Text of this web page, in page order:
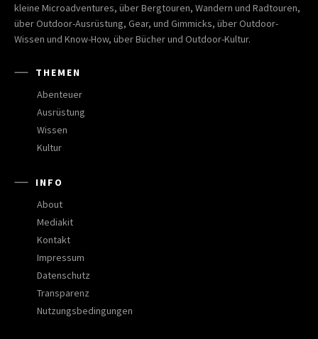
kleine Microadventures, über Bergtouren, Wandern und Radtouren,
über Outdoor-Ausrüstung, Gear, und Gimmicks, über Outdoor-
Wissen und Know-How, über Bücher und Outdoor-Kultur.
THEMEN
Abenteuer
Ausrüstung
Wissen
Kultur
INFO
About
Mediakit
Kontakt
Impressum
Datenschutz
Transparenz
Nutzungsbedingungen